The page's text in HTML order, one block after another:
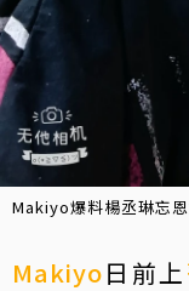
Makiyo爆料楊丞琳忘
Makiyo日前上